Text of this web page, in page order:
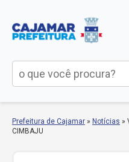
Prefeitura de Cajamar » Notícias »
CIMBAJU